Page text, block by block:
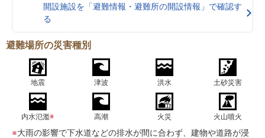
開設施設を「避難情報・避難所の開設情報」で確認す
る
避難場所の災害種別
地震 津波 洪水 土砂災害
内水氾濫※ 高潮 火災 火山噴火
※大雨の影響で下水道などの排水が間に合わず、建物や道路が浸